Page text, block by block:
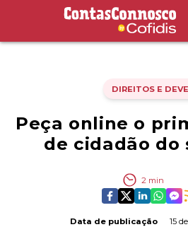
Contas Connosco by Cofidis
DIREITOS E
Peça online o
de cidadão do
2 min
Data de publicação 15